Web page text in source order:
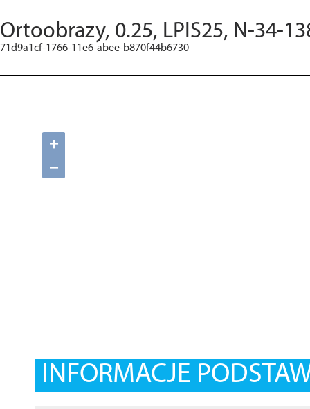
Ortoobrazy, 0.25, LPIS25, N-34-
71d9a1cf-1766-11e6-abee-b870f44b6730
+
−
INFORMACJE